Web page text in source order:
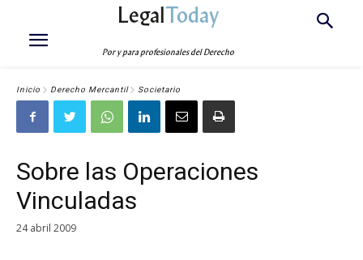
LegalToday
Por y para profesionales del Derecho
Inicio Derecho Mercantil Societario
Sobre las Operaciones
Vinculadas
24 abril 2009